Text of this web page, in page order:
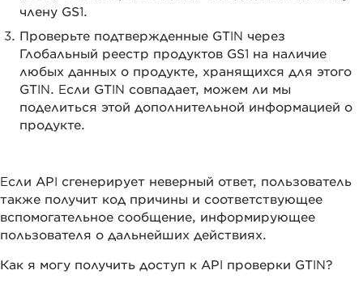
члену GS1.
Проверьте подтвержденные GTIN через
Глобальный реестр продуктов GS1 на наличие
любых данных о продукте, хранящихся для этого
GTIN. Если GTIN совпадает, можем ли мы
поделиться этой дополнительной информацией о
продукте.
Если API сгенерирует неверный ответ, пользователь
также получит код причины и соответствующее
вспомогательное сообщение, информирующее
пользователя о дальнейших действиях.
Как я могу получить доступ к API проверки GTIN?